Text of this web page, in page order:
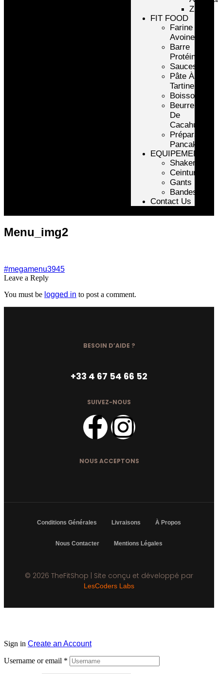
ZMA
FIT FOOD
Farine
Avoine/Riz
Barre
Protéinée
Sauces
Pâte À
Tartiner
Boissons
Beurre
De
Cacahuète
Préparation
Pancake
EQUIPEMENTS
Shakers
Ceintures
Gants
Bandes
Contact Us
Menu_img2
#megamenu3945
Leave a Reply
You must be logged in to post a comment.
BESOIN D’AIDE ?
+33 4 67 54 66 52
SUIVEZ-NOUS
NOUS ACCEPTONS
Conditions Générales Livraisons À Propos
Nous Contacter Mentions Légales
© 2026 TheFitShop | Site conçu et développé par
LesCoders Labs
Sign in Create an Account
Username or email *